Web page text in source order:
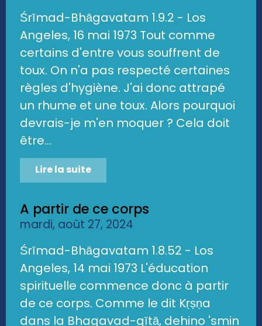
Śrīmad-Bhāgavatam 1.9.2 - Los
Angeles, 16 mai 1973 Tout comme
certains d'entre vous souffrent de
toux. On n'a pas respecté certaines
règles d'hygiène. J'ai donc attrapé
un rhume et une toux. Alors pourquoi
devrais-je m'en moquer ? Cela doit
être...
Lire la suite
A partir de ce corps
mardi, août 27, 2024
Śrīmad-Bhāgavatam 1.8.52 - Los
Angeles, 14 mai 1973 L'éducation
spirituelle commence donc à partir
de ce corps. Comme le dit Kṛṣṇa
dans la Bhagavad-gītā, dehino 'smin